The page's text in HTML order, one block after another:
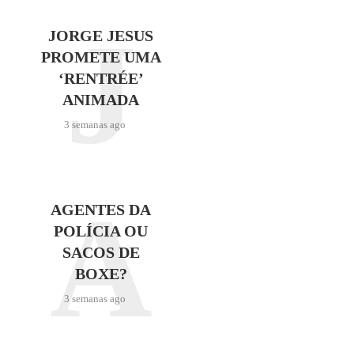
JORGE JESUS
PROMETE UMA
‘RENTRÉE’
ANIMADA
3 semanas ago
J
AGENTES DA
POLÍCIA OU
SACOS DE
BOXE?
3 semanas ago
A